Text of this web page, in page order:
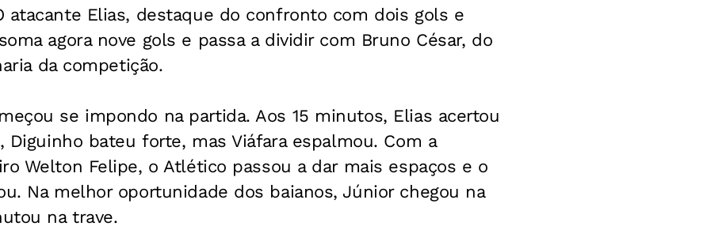
atacante Elias, destaque do confronto com dois gols e
agora nove gols e passa a dividir com Bruno César, do
da competição.
se impondo na partida. Aos 15 minutos, Elias acertou
Diguinho bateu forte, mas Viáfara espalmou. Com a
Welton Felipe, o Atlético passou a dar mais espaços e o
Na melhor oportunidade dos baianos, Júnior chegou na
na trave.